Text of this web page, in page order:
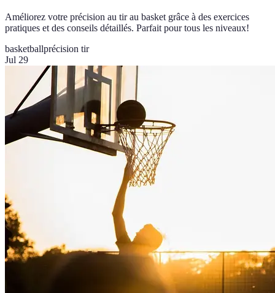
Améliorez votre précision au tir au basket grâce à des exercices
pratiques et des conseils détaillés. Parfait pour tous les niveaux!
basketballprécision tir
Jul 29